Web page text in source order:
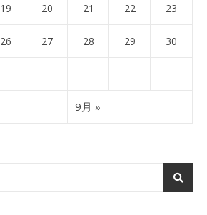
19 20 21 22 23
26 27 28 29 30
9月 »